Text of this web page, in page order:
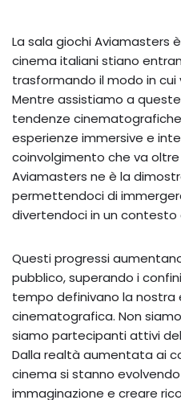
La sala giochi Aviamasters
cinema italiani stiano
trasformando il modo in
Mentre assistiamo a
tendenze
esperienze immersive e
coinvolgimento che va
Aviamasters ne è la
permettendoci di
divertendoci in un contesto
Questi progressi
pubblico, superando i
tempo definivano la nostra
cinematografica. Non
siamo partecipanti attivi
Dalla realtà aumentata ai
cinema si stanno
immaginazione e creare